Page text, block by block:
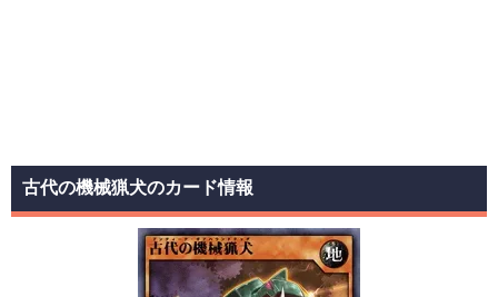
古代の機械猟犬のカード情報